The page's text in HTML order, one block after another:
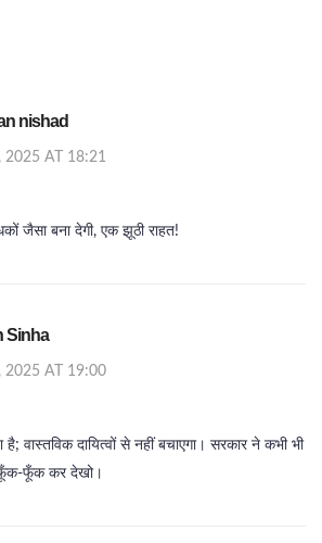
nishad
2025 AT 18:21
जैसा बना देगी, एक झूठी राहत!
Sinha
2025 AT 19:00
है; वास्तविक दायित्वों से नहीं बचाएगा। सरकार ने कभी भी
फूँक-फूँक कर देखो।